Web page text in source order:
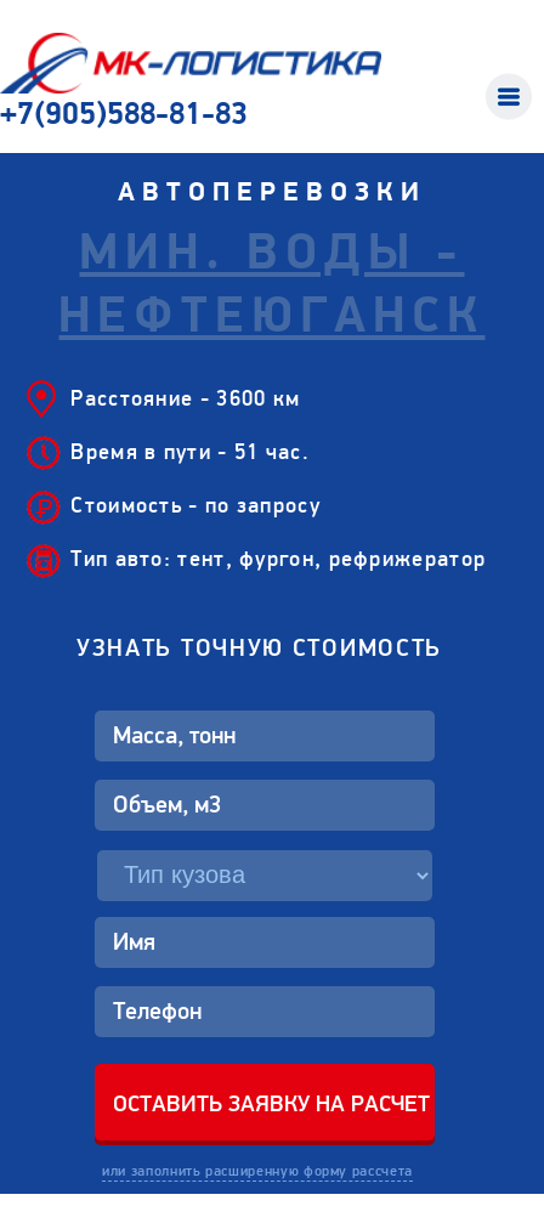
+7(905)588-81-83
АВТОПЕРЕВОЗКИ
МИН. ВОДЫ -
НЕФТЕЮГАНСК
Расстояние - 3600 км
Время в пути - 51 час.
Стоимость - по запросу
Тип авто: тент, фургон, рефрижератор
УЗНАТЬ ТОЧНУЮ СТОИМОСТЬ
или заполнить расширенную форму рассчета